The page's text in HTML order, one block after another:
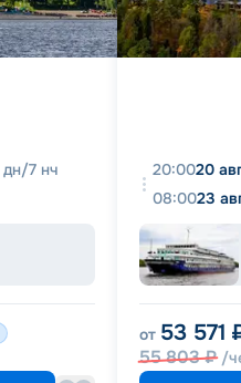
дн/7 нч
20:0020
08:0023
от 53 571
55 803₽ /